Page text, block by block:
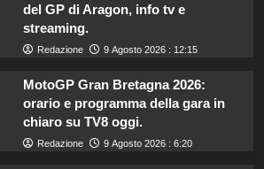
del GP di Aragon, info tv e
streaming.
Redazione 9 Agosto 2026 : 12:15
MotoGP Gran Bretagna 2026:
orario e programma della gara in
chiaro su TV8 oggi.
Redazione 9 Agosto 2026 : 6:20